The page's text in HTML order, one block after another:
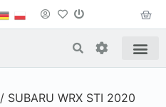
/ SUBARU WRX STI 2020